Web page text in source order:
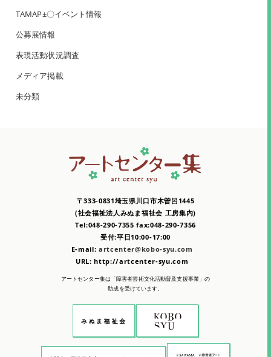
TAMAP±〇イベント情報
公募展情報
表現活動状況調査
メディア掲載
未分類
〒333-0831埼玉県川口市木曽呂1445
(社会福祉法人みぬま福祉会 工房集内)
Tel:048-290-7355 fax:048-290-7356
受付:平日10:00-17:00
E-mail: artcenter@kobo-syu.com
URL: http://artcenter-syu.com
アートセンター集は「障害者芸術文化活動普及支援事業」の
助成を受けています。